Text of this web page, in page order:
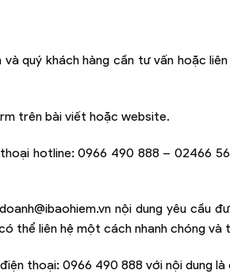
quý khách hàng cần tư vấn hoặc
trên bài viết hoặc website.
hotline:0966 490 888 – 02466
nội dung yêu cầu
thể liên hệ một cách nhanh chóng và
thoại: 0966 490 888 với nội dung